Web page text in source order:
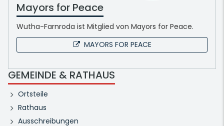
Mayors for Peace
Wutha-Farnroda ist Mitglied von Mayors for Peace.
MAYORS FOR PEACE
GEMEINDE & RATHAUS
Ortsteile
Rathaus
Ausschreibungen